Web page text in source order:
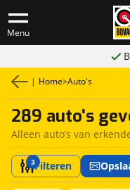
Menu
| Home>Auto's
289 auto's
Alleen auto’s van
3Filteren